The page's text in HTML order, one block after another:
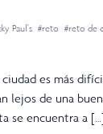
Paul's #reto #reto de
ciudad es más
lejos de una
se encuentra a